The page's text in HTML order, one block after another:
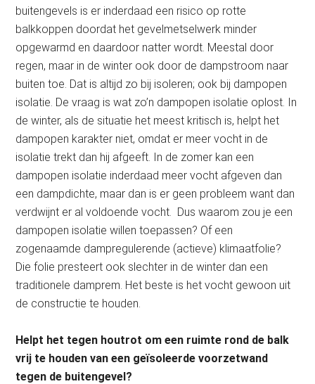
buitengevels is er inderdaad een risico op rotte
balkkoppen doordat het gevelmetselwerk minder
opgewarmd en daardoor natter wordt. Meestal door
regen, maar in de winter ook door de dampstroom naar
buiten toe. Dat is altijd zo bij isoleren; ook bij dampopen
isolatie. De vraag is wat zo’n dampopen isolatie oplost. In
de winter, als de situatie het meest kritisch is, helpt het
dampopen karakter niet, omdat er meer vocht in de
isolatie trekt dan hij afgeeft. In de zomer kan een
dampopen isolatie inderdaad meer vocht afgeven dan
een dampdichte, maar dan is er geen probleem want dan
verdwijnt er al voldoende vocht. Dus waarom zou je een
dampopen isolatie willen toepassen? Of een
zogenaamde dampregulerende (actieve) klimaatfolie?
Die folie presteert ook slechter in de winter dan een
traditionele damprem. Het beste is het vocht gewoon uit
de constructie te houden.
Helpt het tegen houtrot om een ruimte rond de balk
vrij te houden van een geïsoleerde voorzetwand
tegen de buitengevel?